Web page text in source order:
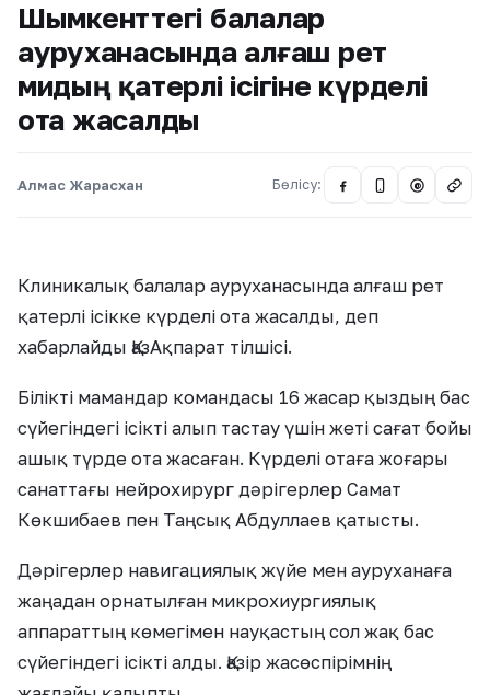
Шымкенттегі балалар
ауруханасында алғаш рет
мидың қатерлі ісігіне күрделі
ота жасалды
Алмас Жарасхан Бөлісу: @
Клиникалық балалар ауруханасында алғаш рет
қатерлі ісікке күрделі ота жасалды, деп
хабарлайды ҚазАқпарат тілшісі.
Білікті мамандар командасы 16 жасар қыздың бас
сүйегіндегі ісікті алып тастау үшін жеті сағат бойы
ашық түрде ота жасаған. Күрделі отаға жоғары
санаттағы нейрохирург дәрігерлер Самат
Көкшибаев пен Таңсық Абдуллаев қатысты.
Дәрігерлер навигациялық жүйе мен ауруханаға
жаңадан орнатылған микрохиургиялық
аппараттың көмегімен науқастың сол жақ бас
сүйегіндегі ісікті алды. Қазір жасөспірімнің